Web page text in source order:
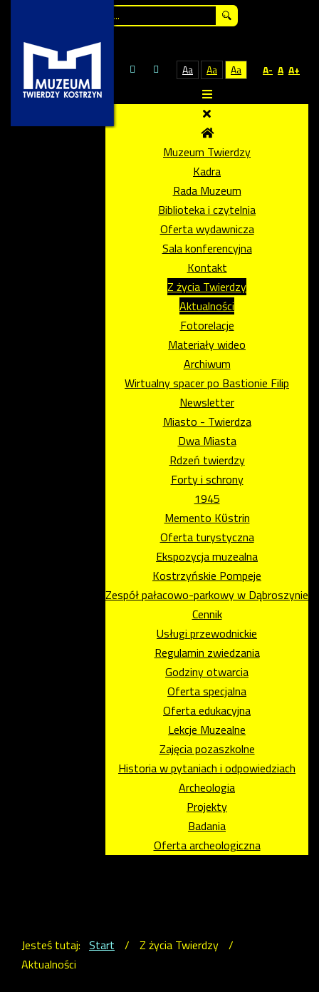
Aa Aa Aa A- A A+
Muzeum Twierdzy
Kadra
Rada Muzeum
Biblioteka i czytelnia
Oferta wydawnicza
Sala konferencyjna
Kontakt
Z życia Twierdzy
Aktualności
Fotorelacje
Materiały wideo
Archiwum
Wirtualny spacer po Bastionie Filip
Newsletter
Miasto - Twierdza
Dwa Miasta
Rdzeń twierdzy
Forty i schrony
1945
Memento Kϋstrin
Oferta turystyczna
Ekspozycja muzealna
Kostrzyńskie Pompeje
Zespół pałacowo-parkowy w Dąbroszynie
Cennik
Usługi przewodnickie
Regulamin zwiedzania
Godziny otwarcia
Oferta specjalna
Oferta edukacyjna
Lekcje Muzealne
Zajęcia pozaszkolne
Historia w pytaniach i odpowiedziach
Archeologia
Projekty
Badania
Oferta archeologiczna
Jesteś tutaj: Start / Z życia Twierdzy /
Aktualności